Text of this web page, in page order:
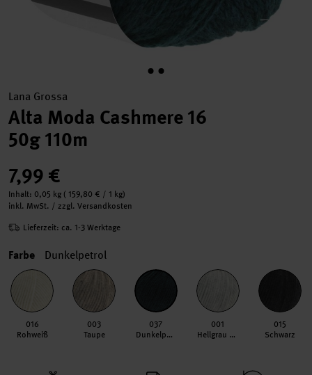
Lana Grossa
Alta Moda Cashmere 16
50g 110m
7,99 €
Inhalt: 0,05 kg ( 159,80 € / 1 kg)
inkl. MwSt. / zzgl. Versandkosten
Lieferzeit: ca. 1-3 Werktage
Farbe Dunkelpetrol
016
Rohweiß
003
Taupe
037
Dunkelpetrol
001
Hellgrau Meliert
015
Schwarz